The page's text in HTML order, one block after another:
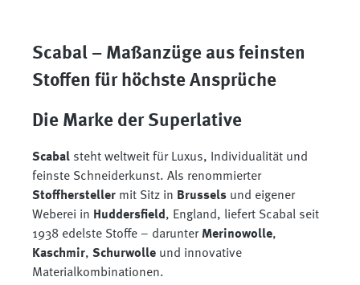
Scabal – Maßanzüge aus feinsten
Stoffen für höchste Ansprüche
Die Marke der Superlative
Scabal steht weltweit für Luxus, Individualität und
feinste Schneiderkunst. Als renommierter
Stoffhersteller mit Sitz in Brussels und eigener
Weberei in Huddersfield, England, liefert Scabal seit
1938 edelste Stoffe – darunter Merinowolle,
Kaschmir, Schurwolle und innovative
Materialkombinationen.